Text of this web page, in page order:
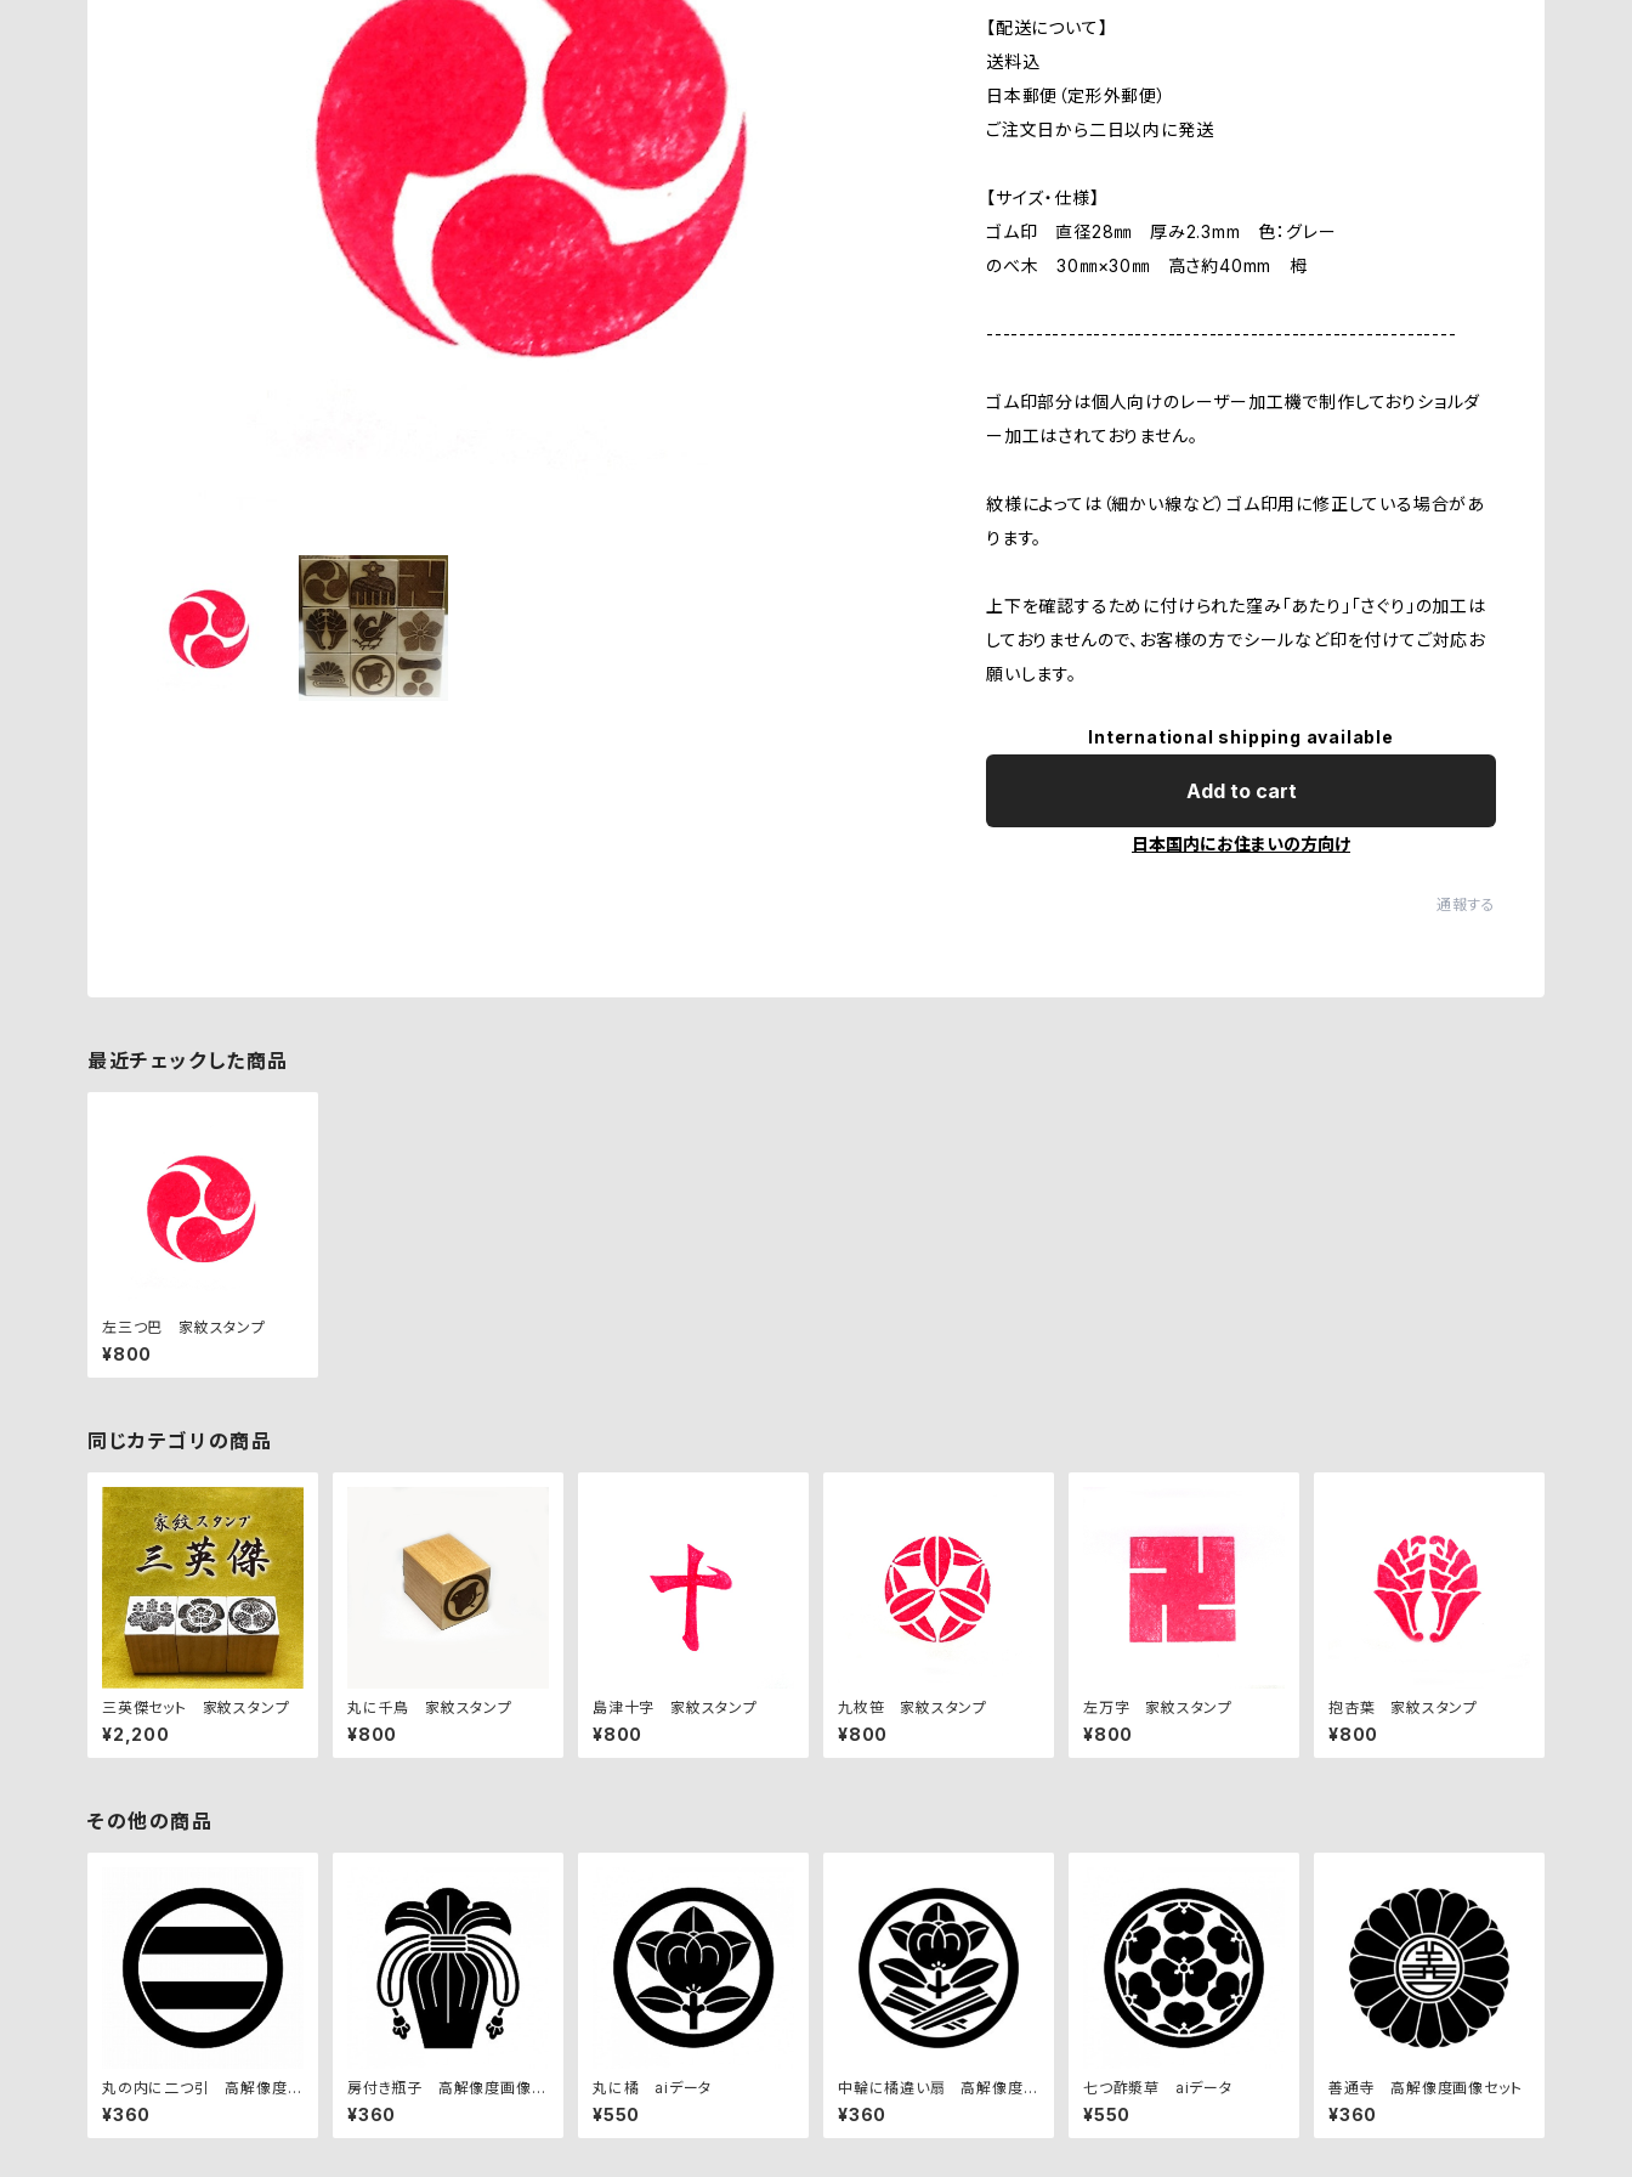
【配送について】
送料込
日本郵便（定形外郵便）
ご注文日から二日以内に発送
【サイズ・仕様】
ゴム印 直径28㎜ 厚み2.3mm 色：グレー
のべ木 30㎜×30㎜ 高さ約40mm 栂
---------------------------------------------------------
ゴム印部分は個人向けのレーザー加工機で制作しておりショルダ
ー加工はされておりません。
紋様によっては（細かい線など）ゴム印用に修正している場合があ
ります。
上下を確認するために付けられた窪み「あたり」「さぐり」の加工は
しておりませんので、お客様の方でシールなど印を付けてご対応お
願いします。
International shipping available
Add to cart
日本国内にお住まいの方向け
通報する
最近チェックした商品
左三つ巴 家紋スタンプ
¥800
同じカテゴリの商品
三英傑セット 家紋スタンプ
¥2,200
丸に千鳥 家紋スタンプ
¥800
島津十字 家紋スタンプ
¥800
九枚笹 家紋スタンプ
¥800
左万字 家紋スタンプ
¥800
抱杏葉 家紋スタンプ
¥800
その他の商品
丸の内に二つ引 高解像度画
像セット
¥360
房付き瓶子 高解像度画像セ
ット
¥360
丸に橘 aiデータ
¥550
中輪に橘違い扇 高解像度画
像セット
¥360
七つ酢漿草 aiデータ
¥550
善通寺 高解像度画像セット
¥360